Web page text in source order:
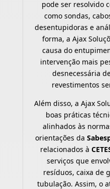
pode ser resolvido
como sondas,
desentupidoras e
forma, a Ajax
causa do
intervenção mais
desnecessária
revestimentos
Além disso, a Ajax
boas práticas
alinhados às
orientações da
relacionados à
serviços que
resíduos, caixa de
tubulação. Assim, o